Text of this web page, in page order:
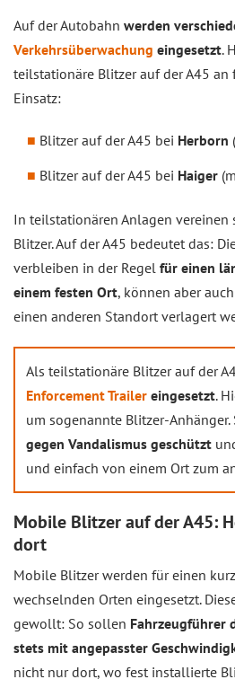
Auf der Autobahn werden
Verkehrsüberwachung eingesetzt.
teilstationäre Blitzer auf der A45
Einsatz:
Blitzer auf der A45 bei Herborn
Blitzer auf der A45 bei Haiger
In teilstationären Anlagen
Blitzer. Auf der A45 bedeutet das:
verbleiben in der Regel für einen
einem festen Ort, können aber
einen anderen Standort verlagert
Als teilstationäre Blitzer auf der
Enforcement Trailer eingesetzt.
um sogenannte Blitzer-
gegen Vandalismus geschützt
und einfach von einem Ort zum
Mobile Blitzer auf der A45:
dort
Mobile Blitzer werden für einen
wechselnden Orten eingesetzt.
gewollt: So sollen Fahrzeugführer
stets mit angepasster
nicht nur dort, wo fest installierte